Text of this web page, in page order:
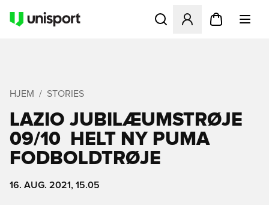
Åbner en Modal til at
HJEM STORIES
LAZIO JUBILÆUMSTRØJE
09/10  HELT NY PUMA
FODBOLDTRØJE
16. AUG. 2021, 15.05